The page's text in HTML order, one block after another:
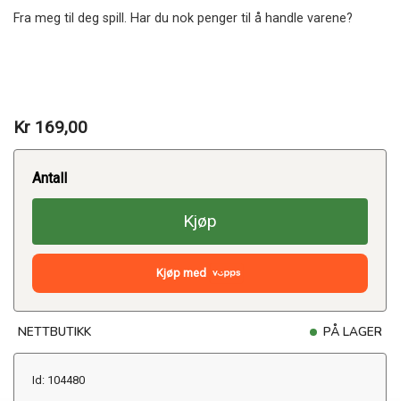
Fra meg til deg spill. Har du nok penger til å handle varene?
Kr 169,00
Antall
Kjøp
Kjøp med
NETTBUTIKK PÅ LAGER
Id: 104480